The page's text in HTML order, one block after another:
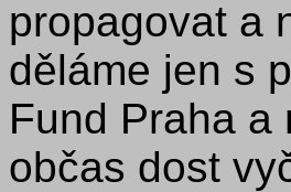
propagovat a
děláme jen s
Fund Praha a
občas dost